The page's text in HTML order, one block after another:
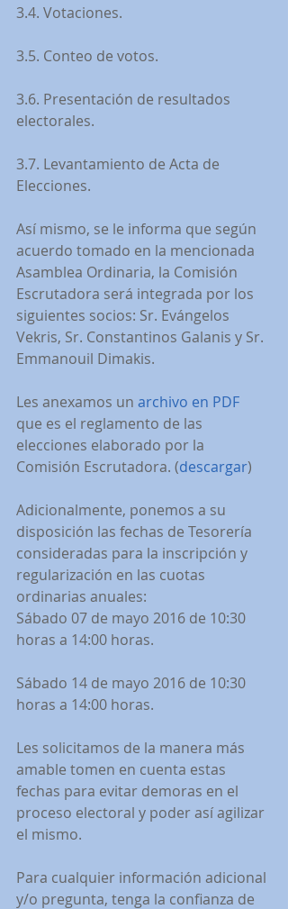
3.4. Votaciones.
3.5. Conteo de votos.
3.6. Presentación de resultados
electorales.
3.7. Levantamiento de Acta de
Elecciones.
Así mismo, se le informa que según
acuerdo tomado en la mencionada
Asamblea Ordinaria, la Comisión
Escrutadora será integrada por los
siguientes socios: Sr. Evángelos
Vekris, Sr. Constantinos Galanis y Sr.
Emmanouil Dimakis.
Les anexamos un archivo en PDF
que es el reglamento de las
elecciones elaborado por la
Comisión Escrutadora. (descargar)
Adicionalmente, ponemos a su
disposición las fechas de Tesorería
consideradas para la inscripción y
regularización en las cuotas
ordinarias anuales:
Sábado 07 de mayo 2016 de 10:30
horas a 14:00 horas.
Sábado 14 de mayo 2016 de 10:30
horas a 14:00 horas.
Les solicitamos de la manera más
amable tomen en cuenta estas
fechas para evitar demoras en el
proceso electoral y poder así agilizar
el mismo.
Para cualquier información adicional
y/o pregunta, tenga la confianza de